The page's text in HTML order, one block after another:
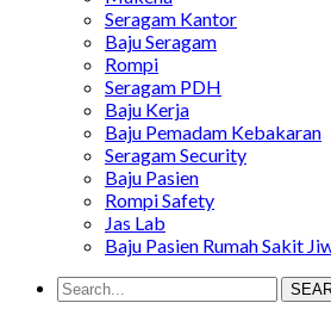
Seragam Kantor
Baju Seragam
Rompi
Seragam PDH
Baju Kerja
Baju Pemadam Kebakaran
Seragam Security
Baju Pasien
Rompi Safety
Jas Lab
Baju Pasien Rumah Sakit